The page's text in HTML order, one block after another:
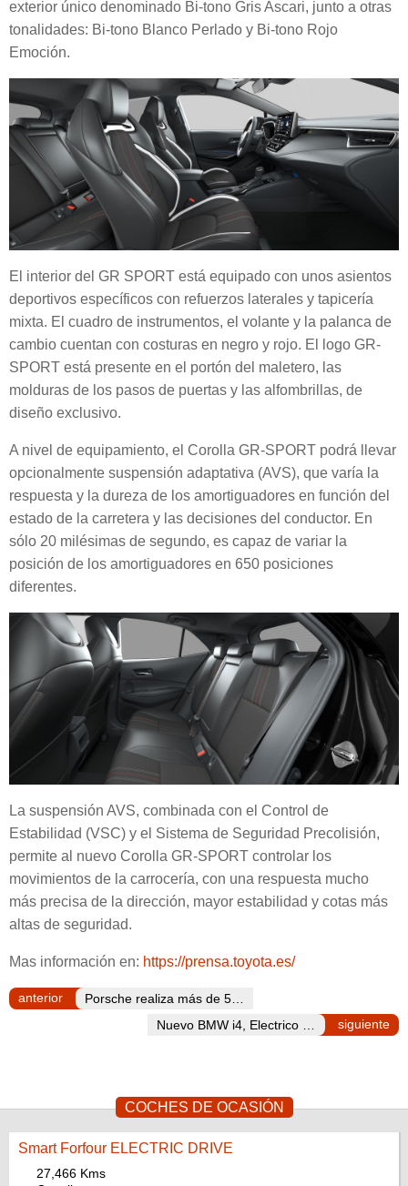
exterior único denominado Bi-tono Gris Ascari, junto a otras
tonalidades: Bi-tono Blanco Perlado y Bi-tono Rojo
Emoción.
El interior del GR SPORT está equipado con unos asientos
deportivos específicos con refuerzos laterales y tapicería
mixta. El cuadro de instrumentos, el volante y la palanca de
cambio cuentan con costuras en negro y rojo. El logo GR-
SPORT está presente en el portón del maletero, las
molduras de los pasos de puertas y las alfombrillas, de
diseño exclusivo.
A nivel de equipamiento, el Corolla GR-SPORT podrá llevar
opcionalmente suspensión adaptativa (AVS), que varía la
respuesta y la dureza de los amortiguadores en función del
estado de la carretera y las decisiones del conductor. En
sólo 20 milésimas de segundo, es capaz de variar la
posición de los amortiguadores en 650 posiciones
diferentes.
La suspensión AVS, combinada con el Control de
Estabilidad (VSC) y el Sistema de Seguridad Precolisión,
permite al nuevo Corolla GR-SPORT controlar los
movimientos de la carrocería, con una respuesta mucho
más precisa de la dirección, mayor estabilidad y cotas más
altas de seguridad.
Mas información en: https://prensa.toyota.es/
anterior
siguiente
COCHES DE OCASIÓN
Smart Forfour ELECTRIC DRIVE
27,466 Kms